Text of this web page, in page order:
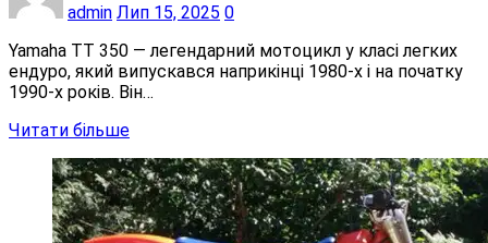
admin Лип 15, 2025 0
Yamaha TT 350 — легендарний мотоцикл у класі легких
ендуро, який випускався наприкінці 1980-х і на початку
1990-х років. Він…
Читати більше